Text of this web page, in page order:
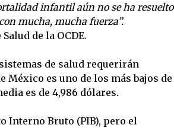
infantil aún no se ha resuelto
mucha, mucha fuerza”.
de la OCDE.
de salud requerirán
México es uno de los más bajos de
es de 4,986 dólares.
Interno Bruto (PIB), pero el